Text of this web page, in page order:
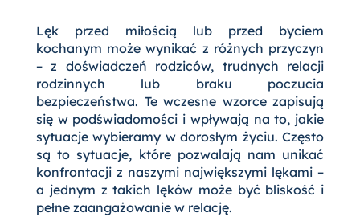
Lęk przed miłością lub przed byciem
kochanym może wynikać z różnych przyczyn
– z doświadczeń rodziców, trudnych relacji
rodzinnych lub braku poczucia
bezpieczeństwa. Te wczesne wzorce zapisują
się w podświadomości i wpływają na to, jakie
sytuacje wybieramy w dorosłym życiu. Często
są to sytuacje, które pozwalają nam unikać
konfrontacji z naszymi największymi lękami –
a jednym z takich lęków może być bliskość i
pełne zaangażowanie w relację.